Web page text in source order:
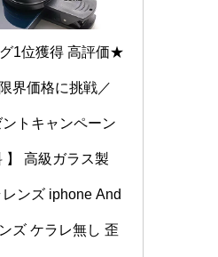
1位獲得 高評価★
界価格に挑戦／
ントキャンペーン
】 高級ガラス製
ンズ iphone And
ズ ケラレ無し 歪